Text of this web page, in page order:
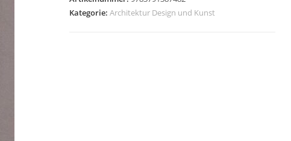
Kategorie:Architektur Design und Kunst